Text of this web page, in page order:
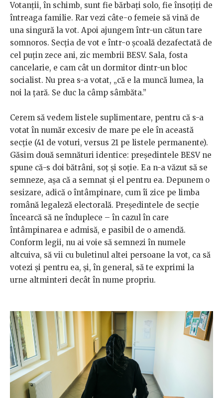
Votanții, în schimb, sunt fie bărbați solo, fie însoțiți de
întreaga familie. Rar vezi câte-o femeie să vină de
una singură la vot. Apoi ajungem într-un cătun tare
somnoros. Secția de vot e într-o școală dezafectată de
cel puțin zece ani, zic membrii BESV. Sala, fosta
cancelarie, e cam cât un dormitor dintr-un bloc
socialist. Nu prea s-a votat, „că e la muncă lumea, la
noi la țară. Se duc la câmp sâmbăta.”
Cerem să vedem listele suplimentare, pentru că s-a
votat în număr excesiv de mare pe ele în această
secție (41 de voturi, versus 21 pe listele permanente).
Găsim două semnături identice: președintele BESV ne
spune că-s doi bătrâni, soț și soție. Ea n-a văzut să se
semneze, așa că a semnat și el pentru ea. Depunem o
sesizare, adică o întâmpinare, cum îi zice pe limba
română legaleză electorală. Președintele de secție
încearcă să ne înduplece – în cazul în care
întâmpinarea e admisă, e pasibil de o amendă.
Conform legii, nu ai voie să semnezi în numele
altcuiva, să vii cu buletinul altei persoane la vot, ca să
votezi și pentru ea, și, în general, să te exprimi la
urne altminteri decât în nume propriu.